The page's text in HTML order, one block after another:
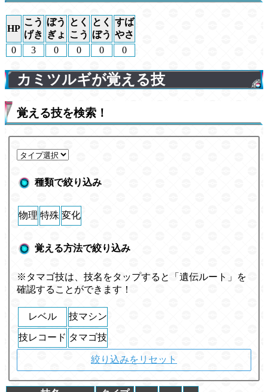
HP
こう
げき
ぼう
ぎょ
とく
こう
とく
ぼう
すば
やさ
0
3 0 0 0 0
カミツルギが覚える技
覚える技を検索！
種類で絞り込み
物理 特殊 変化
覚える方法で絞り込み
※タマゴ技は、技名をタップすると「遺伝ルート」を
確認することができます！
レベル 技マシン
技レコード タマゴ技
絞り込みをリセット